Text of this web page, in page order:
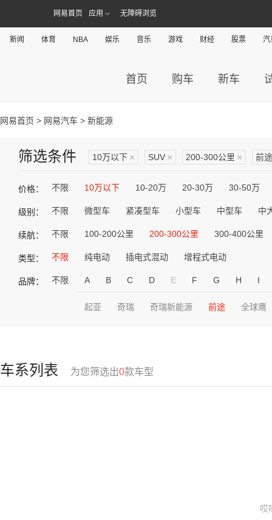
网易首页 应用 无障碍浏览
新闻 体育 NBA 娱乐 音乐 游戏 财经 股票 汽
首页 购车 新车
网易首页 > 网易汽车 > 新能源
筛选条件 10万以下 × SUV × 200-300公里 × 前途
价格： 不限 10万以下 10-20万 20-30万 30-50万
级别： 不限 微型车 紧凑型车 小型车 中型车 中
续航： 不限 100-200公里 200-300公里 300-400公里
类型： 不限 纯电动 插电式混动 增程式电动
品牌： 不限 A B C D E F G H I
起亚 奇瑞 奇瑞新能源 前途 全球鹰
车系列表 为您筛选出0款车型
哎